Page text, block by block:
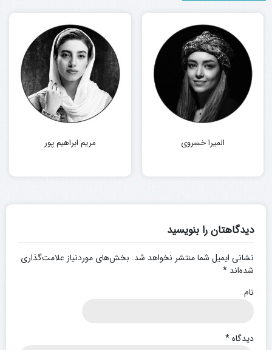
المیرا خسروی مریم ابراهیم پور
دیدگاهتان را بنویسید
نشانی ایمیل شما منتشر نخواهد شد. بخش‌های موردنیاز علامت‌گذاری
شده‌اند *
نام
دیدگاه*